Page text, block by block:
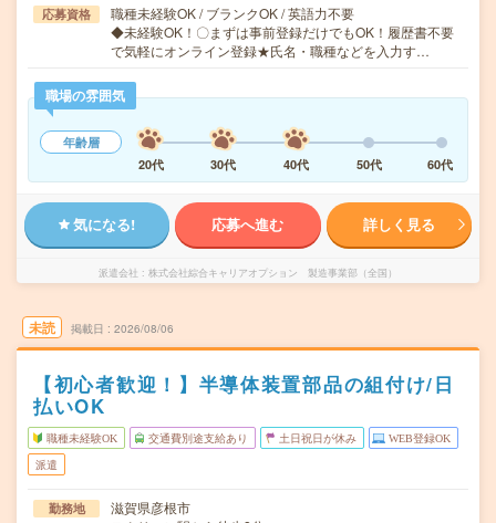
応募資格
職種未経験OK / ブランクOK / 英語力不要
◆未経験OK！〇まずは事前登録だけでもOK！履歴書不要
で気軽にオンライン登録★氏名・職種などを入力す…
職場の雰囲気
年齢層
20代
30代 40代 50代 60代
気になる! 応募へ進む 詳しく見る
派遣会社 株式会社綜合キャリアオプション 製造事業部（全国）
未読 掲載日 2026/08/06
【初心者歓迎！】半導体装置部品の組付け/日
払いOK
職種未経験OK 交通費別途支給あり 土日祝日が休み WEB登録OK
派遣
勤務地
滋賀県彦根市